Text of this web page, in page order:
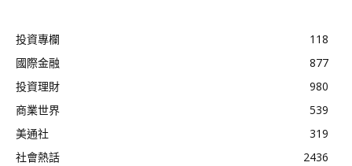
投資專欄
118
國際金融
877
投資理財
980
商業世界
539
美通社
319
社會熱話
2436